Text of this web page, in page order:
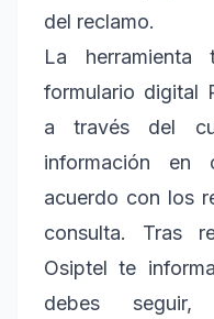
del reclamo.
La
formulario digital
a través del
información en
acuerdo con los
consulta. Tras
Osiptel te
debes